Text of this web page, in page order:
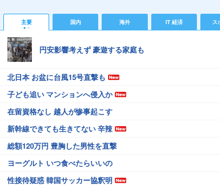
主要 国内 海外 IT 経済 ス
円安影響考えず 豪遊する家庭も
北日本 お盆に台風15号直撃も
子ども追い マンションへ侵入か
在留資格なし 越人が惨事起こす
新幹線できても生きてない 辛辣
総額120万円 豊胸した男性を直撃
ヨーグルト いつ食べたらいいの
性接待疑惑 韓国サッカー協釈明